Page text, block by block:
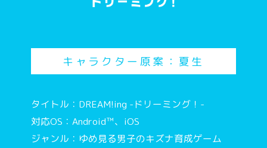
キャラクター原案：夏生
タイトル：DREAM!ing -ドリーミング！-
対応OS：Android™、iOS
ジャンル：ゆめ見る男子のキズナ育成ゲーム